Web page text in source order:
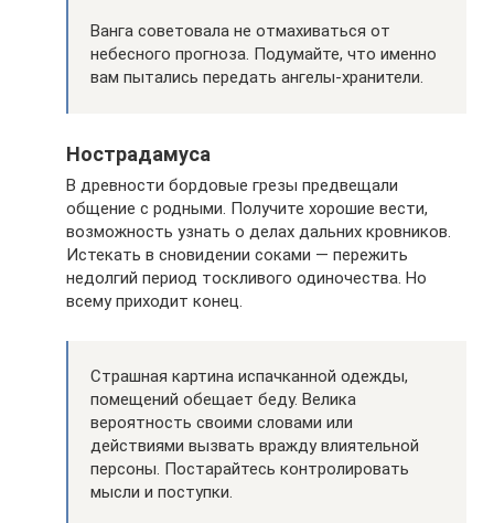
Ванга советовала не отмахиваться от
небесного прогноза. Подумайте, что именно
вам пытались передать ангелы-хранители.
Нострадамуса
В древности бордовые грезы предвещали
общение с родными. Получите хорошие вести,
возможность узнать о делах дальних кровников.
Истекать в сновидении соками — пережить
недолгий период тоскливого одиночества. Но
всему приходит конец.
Страшная картина испачканной одежды,
помещений обещает беду. Велика
вероятность своими словами или
действиями вызвать вражду влиятельной
персоны. Постарайтесь контролировать
мысли и поступки.